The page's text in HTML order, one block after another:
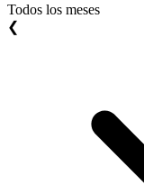
Todos los meses
❮